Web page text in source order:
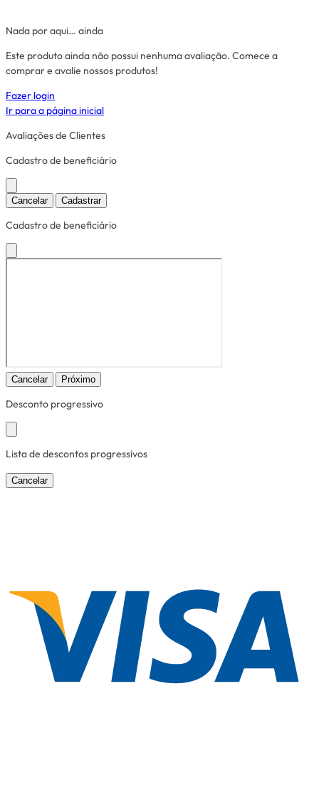
Nada por aqui… ainda
Este produto ainda não possui nenhuma avaliação. Comece a
comprar e avalie nossos produtos!
Fazer login
Ir para a página inicial
Avaliações de Clientes
Cadastro de beneficiário
Cancelar Cadastrar
Cadastro de beneficiário
Cancelar Próximo
Desconto progressivo
Lista de descontos progressivos
Cancelar